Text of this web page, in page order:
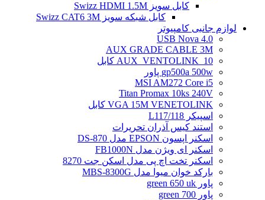
کابل سویز Swizz HDMI 1.5M
کابل شبکه سویز Swizz CAT6 3M
لوازم جانبی کامپیوتر
4.0 USB Nova
AUX GRADE CABLE 3M
AUX_VENTOLINK_10 کابل
gp500a 500w پاور
MSI AM272 Core i5
Titan Promax 10ks 240V
VGA 15M VENETOLINK کابل
اسپیکر L117/118
استند کیس آذران تحریرات
اسکنر اپسون EPSON مدل DS-870
اسکنر ای ویژن مدل FB1000N
اسکنر تخت اچ پی مدل اسکن جت 8270
بارکد خوان میوا مدل MBS-8300G
پاور green 650 uk
پاور green 700